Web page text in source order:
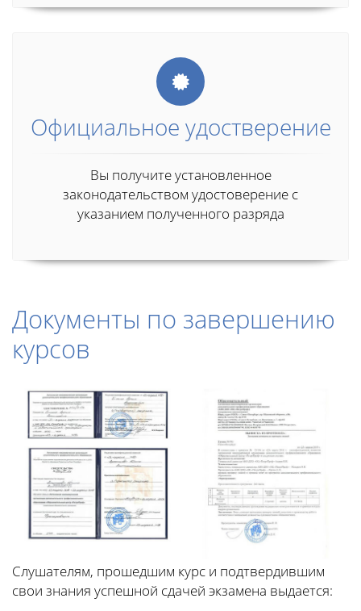
Официальное удостверение
Вы получите установленное
законодательством удостоверение с
указанием полученного разряда
Документы по завершению
курсов
Слушателям, прошедшим курс и подтвердившим
свои знания успешной сдачей экзамена выдается: